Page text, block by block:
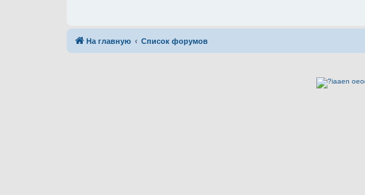
На главную Список форумов